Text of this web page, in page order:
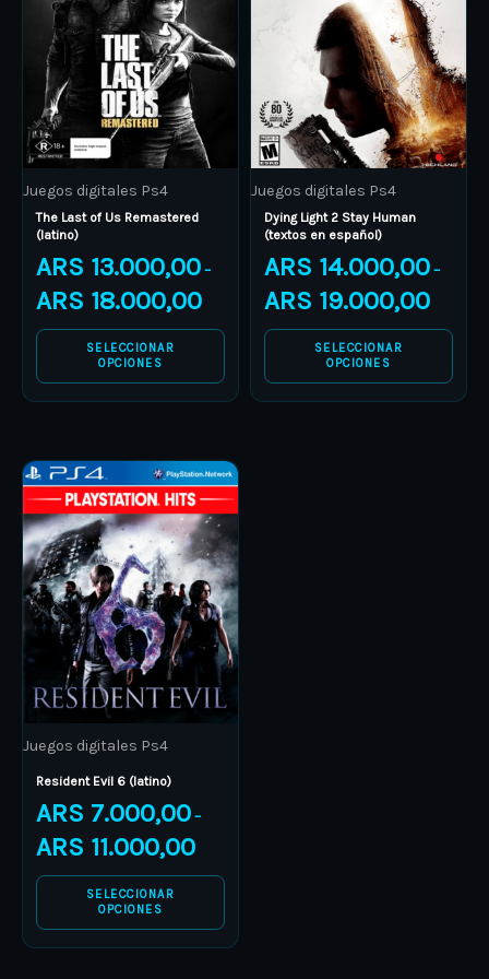
Juegos digitales Ps4
The Last of Us Remastered
(latino)
ARS 13.000,00 –
ARS 18.000,00
SELECCIONAR
OPCIONES
multiple
variants.
The
options
may
be
chosen
on
the
product
Juegos digitales Ps4
Dying Light 2 Stay Human
(textos en español)
ARS 14.000,00 –
ARS 19.000,00
SELECCIONAR
OPCIONES
variants.
options
may
be
chosen
on
the
product
Juegos digitales Ps4
Resident Evil 6 (latino)
ARS 7.000,00 –
ARS 11.000,00
Price
range:
ARS 7.000,00
through
ARS 11.000,00
SELECCIONAR
OPCIONES
This
product
has
multiple
variants.
The
options
may
chosen
on
the
product
page